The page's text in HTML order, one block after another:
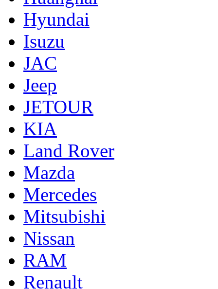
Hyundai
Isuzu
JAC
Jeep
JETOUR
KIA
Land Rover
Mazda
Mercedes
Mitsubishi
Nissan
RAM
Renault